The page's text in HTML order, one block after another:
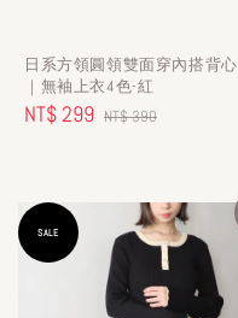
日系方領圓領雙面穿內搭背心
｜無袖上衣4色-紅
Sale
NT$ 299 Regular
NT$ 390
SALE